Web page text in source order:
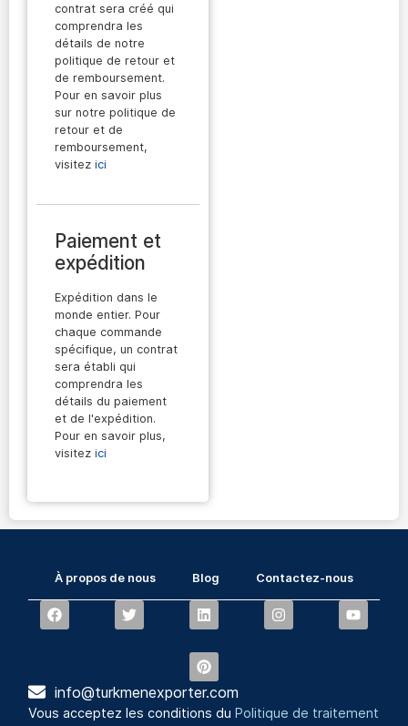
contrat sera créé qui
comprendra les
détails de notre
politique de retour et
de remboursement.
Pour en savoir plus
sur notre politique de
retour et de
remboursement,
visitez ici
Paiement et
expédition
Expédition dans le
monde entier. Pour
chaque commande
spécifique, un contrat
sera établi qui
comprendra les
détails du paiement
et de l'expédition.
Pour en savoir plus,
visitez ici
À propos de nous Blog Contactez-nous
info@turkmenexporter.com
Vous acceptez les conditions duPolitique de traitement